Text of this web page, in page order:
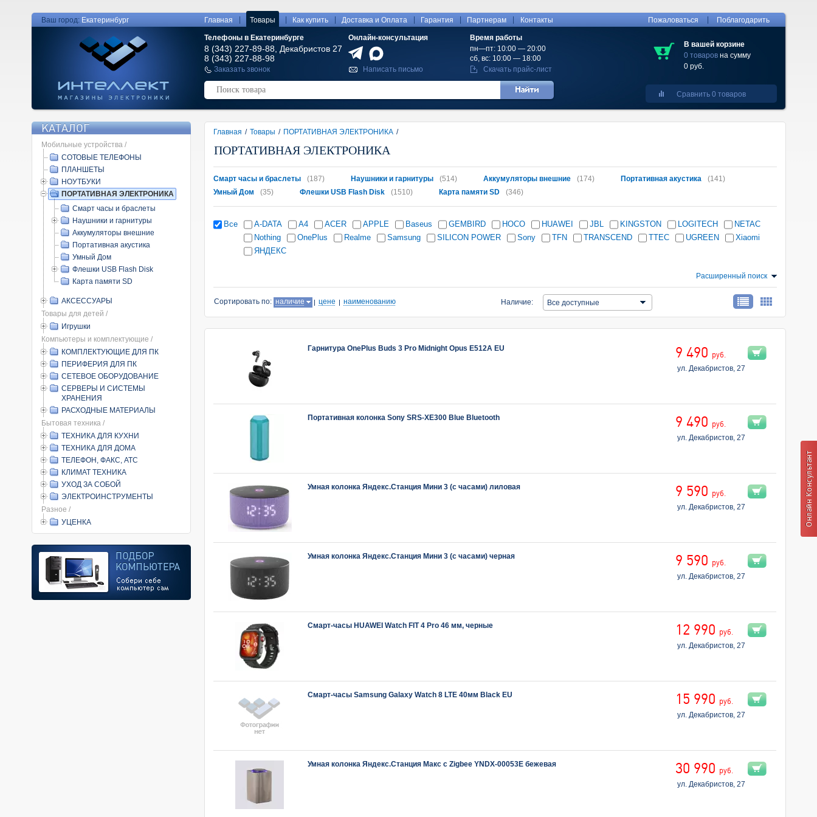
Ваш город: Екатеринбург Главная Товары Как купить Доставка и Оплата Гарантия Партнерам Контакты
Телефоны в Екатеринбурге
8 (343) 227-89-88, Декабристов 27
8 (343) 227-88-98
Онлайн-консультация
Время работы
пн—пт: 10:00 — 20:00
сб, вс: 10:00 — 18:00
Заказать звонок
Написать письмо Скачать прайс-лист
Пожаловаться Поблагодарить
В вашей корзине
0 товаров на сумму
0 руб.
Сравнить 0 товаров
КАТАЛОГ
Мобильные устройства /
СОТОВЫЕ ТЕЛЕФОНЫ
ПЛАНШЕТЫ
НОУТБУКИ
ПОРТАТИВНАЯ ЭЛЕКТРОНИКА
Смарт часы и браслеты
Наушники и гарнитуры
Аккумуляторы внешние
Портативная акустика
Умный Дом
Флешки USB Flash Disk
Карта памяти SD
АКСЕССУАРЫ
Товары для детей /
Игрушки
Компьютеры и комплектующие /
КОМПЛЕКТУЮЩИЕ ДЛЯ ПК
ПЕРИФЕРИЯ ДЛЯ ПК
СЕТЕВОЕ ОБОРУДОВАНИЕ
СЕРВЕРЫ И СИСТЕМЫ
ХРАНЕНИЯ
РАСХОДНЫЕ МАТЕРИАЛЫ
Бытовая техника /
ТЕХНИКА ДЛЯ КУХНИ
ТЕХНИКА ДЛЯ ДОМА
ТЕЛЕФОН, ФАКС, АТС
КЛИМАТ ТЕХНИКА
УХОД ЗА СОБОЙ
ЭЛЕКТРОИНСТРУМЕНТЫ
Разное /
УЦЕНКА
Главная / Товары / ПОРТАТИВНАЯ ЭЛЕКТРОНИКА /
ПОРТАТИВНАЯ ЭЛЕКТРОНИКА
Смарт часы и браслеты (187) Наушники и гарнитуры (514) Аккумуляторы внешние (174) Портативная акустика
(141)
Умный Дом
(35) Флешки USB Flash Disk (1510) Карта памяти SD (346)
Все A-DATA A4 ACER APPLE Baseus GEMBIRD HOCO HUAWEI JBL KINGSTON LOGITECH
NETAC
Nothing
OnePlus Realme Samsung SILICON POWER Sony TFN TRANSCEND TTEC UGREEN
Xiaomi
ЯНДЕКС
Расширенный поиск
Сортировать по: наличие цене наименованию Наличие: Все доступные
Гарнитура OnePlus Buds 3 Pro Midnight Opus E512A EU 9 490 руб.
ул. Декабристов, 27
Портативная колонка Sony SRS-XE300 Blue Bluetooth 9 490 руб.
ул. Декабристов, 27
Умная колонка Яндекс.Станция Мини 3 (c часами) лиловая 9 590 руб.
ул. Декабристов, 27
Умная колонка Яндекс.Станция Мини 3 (c часами) черная 9 590 руб.
ул. Декабристов, 27
Смарт-часы HUAWEI Watch FIT 4 Pro 46 мм, черные 12 990 руб.
ул. Декабристов, 27
Смарт-часы Samsung Galaxy Watch 8 LTE 40мм Black EU 15 990 руб.
ул. Декабристов, 27
Умная колонка Яндекс.Станция Макс с Zigbee YNDX-00053E бежевая 30 990 руб.
ул. Декабристов, 27